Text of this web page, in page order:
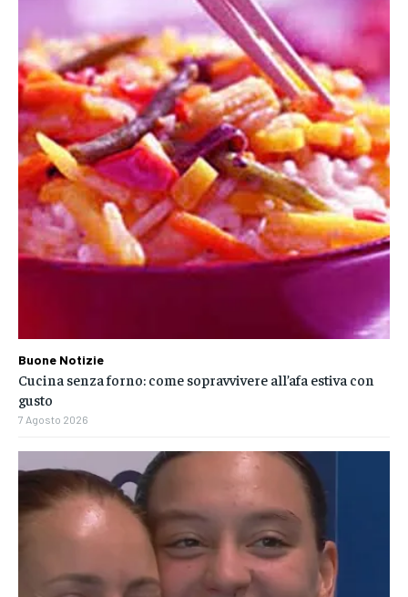
Buone Notizie
Cucina senza forno: come sopravvivere all’afa estiva con
gusto
7 Agosto 2026